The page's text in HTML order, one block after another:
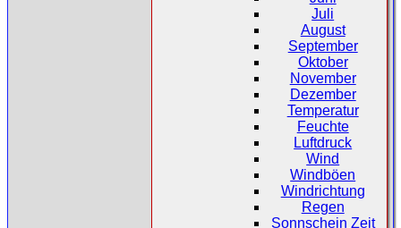
Juli
August
September
Oktober
November
Dezember
Temperatur
Feuchte
Luftdruck
Wind
Windböen
Windrichtung
Regen
Sonnschein Zeit